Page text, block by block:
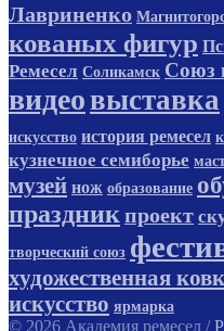
Лавриненко
кованых фигур
Ремесел Соликамск Союз
видеовыставка
искусство история ремесел
кузнечное семиборье
музей нож образование
праздник проект
творческий союз
художественная
искусство ярмарка
© 2026 Академия ремесел /